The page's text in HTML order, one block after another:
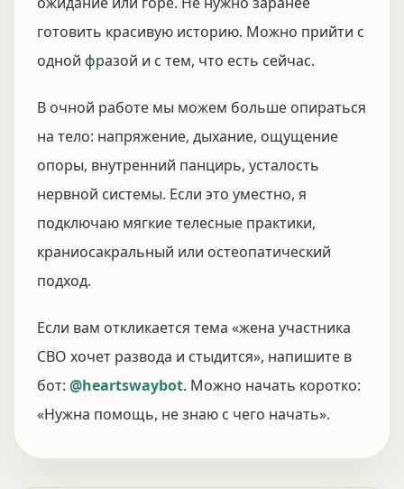
готовить красивую историю. Можно прийти с
одной фразой и с тем, что есть сейчас.
В очной работе мы можем больше опираться
на тело: напряжение, дыхание, ощущение
опоры, внутренний панцирь, усталость
нервной системы. Если это уместно, я
подключаю мягкие телесные практики,
краниосакральный или остеопатический
подход.
Если вам откликается тема «жена участника
СВО хочет развода и стыдится», напишите в
бот: @heartswaybot. Можно начать коротко:
«Нужна помощь, не знаю с чего начать».